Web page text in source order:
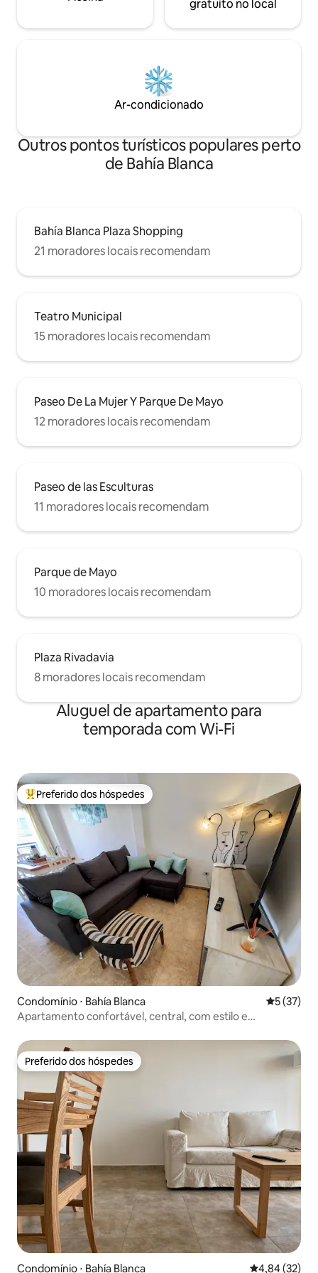
gratuito no local
Ar-condicionado
Outros pontos turísticos populares perto
de Bahía Blanca
Bahía Blanca Plaza Shopping
21 moradores locais recomendam
Teatro Municipal
15 moradores locais recomendam
Paseo De La Mujer Y Parque De Mayo
12 moradores locais recomendam
Paseo de las Esculturas
11 moradores locais recomendam
Parque de Mayo
10 moradores locais recomendam
Plaza Rivadavia
8 moradores locais recomendam
Aluguel de apartamento para
temporada com Wi-Fi
Entre os melhores preferidos dos hóspedes
Preferido dos hóspedes
Condomínio ⋅ Bahía Blanca 5 de uma
5 (37)
Apartamento confortável, central, com estilo e
Preferido dos hóspedes
Preferido dos hóspedes
Condomínio ⋅ Bahía Blanca 4,84 de uma
4,84 (32)